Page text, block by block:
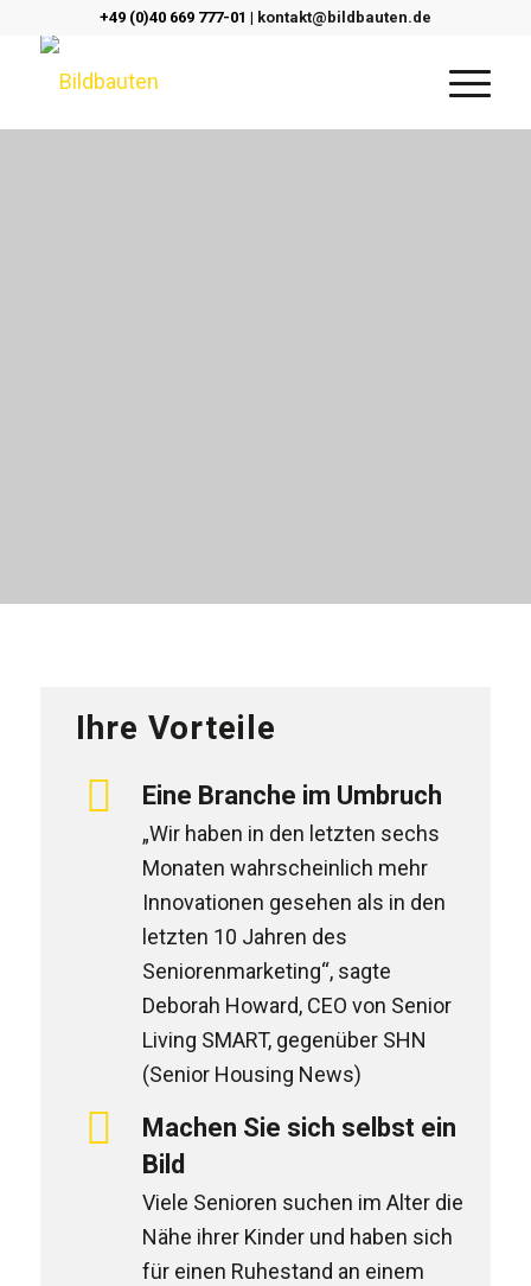
+49 (0)40 669 777-01 | kontakt@bildbauten.de
Ihre Vorteile
Eine Branche im Umbruch
„Wir haben in den letzten sechs
Monaten wahrscheinlich mehr
Innovationen gesehen als in den
letzten 10 Jahren des
Seniorenmarketing“, sagte
Deborah Howard, CEO von Senior
Living SMART, gegenüber SHN
(Senior Housing News)
Machen Sie sich selbst ein
Bild
Viele Senioren suchen im Alter die
Nähe ihrer Kinder und haben sich
für einen Ruhestand an einem